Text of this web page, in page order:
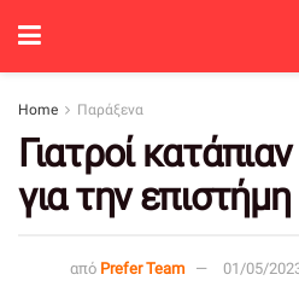
Home Παράξενα
Γιατροί
για την επιστήμη
από Prefer Team 01/05/